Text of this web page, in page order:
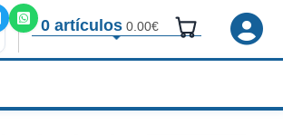
0 artículos 0.00€